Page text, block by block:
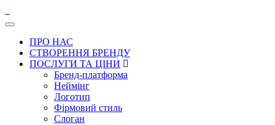
ПРО НАС
СТВОРЕННЯ БРЕНДУ
ПОСЛУГИ ТА ЦІНИ
Бренд-платформа
Неймінг
Логотип
Фірмовий стиль
Слоган